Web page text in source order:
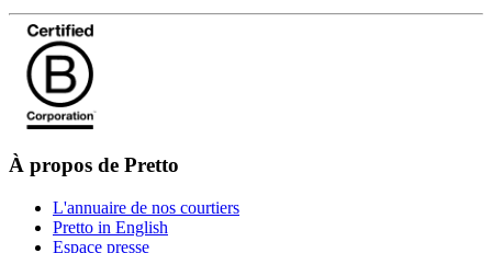
À propos de Pretto
L'annuaire de nos courtiers
Pretto in English
Espace presse